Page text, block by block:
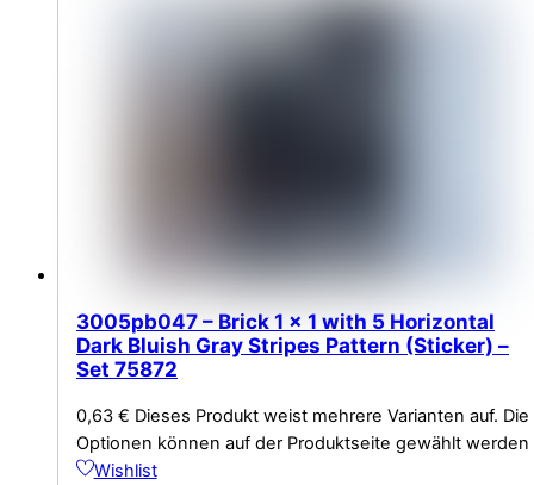
3005pb047 – Brick 1 x 1 with 5 Horizontal
Dark Bluish Gray Stripes Pattern (Sticker) –
Set 75872
0,63 € Dieses Produkt weist mehrere Varianten auf. Die
Optionen können auf der Produktseite gewählt werden
Wishlist